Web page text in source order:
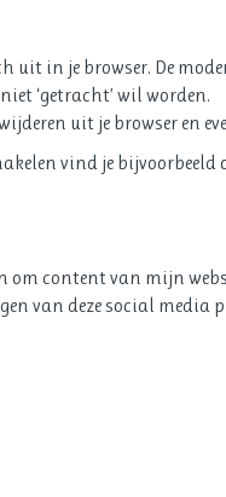
uit in je browser. De
‘getracht’ wil worden.
uit je browser en
vind je bijvoorbeeld
content van mijn
van deze social media